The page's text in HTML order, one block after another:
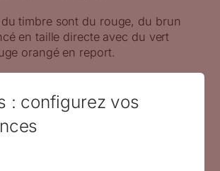
timbre sont du rouge, du brun
en taille directe avec du vert
orangé en report.
: configurez vos